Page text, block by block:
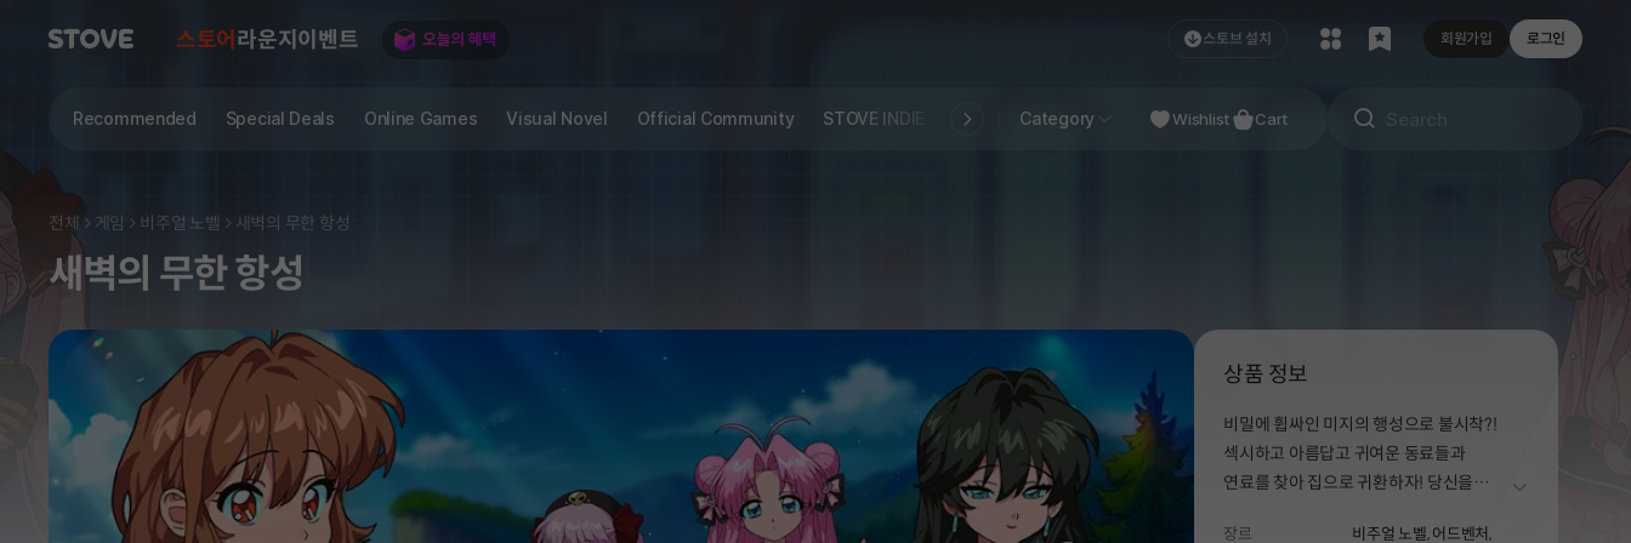
스토어 라운지 이벤트 스토브 설치 회원가입 로그인
Recommended Special Deals Online Games Visual Novel Official Community STOVE INDIE Studio Category Wishlist Cart
전체 게임 비주얼 노벨 새벽의 무한 항성
새벽의 무한 항성
상품 정보
비밀에 휩싸인 미지의 행성으로 불시착?!
섹시하고 아름답고 귀여운 동료들과
연료를 찾아 집으로 귀환하자! 당신을
더보기
장르 비주얼 노벨,어드벤처,